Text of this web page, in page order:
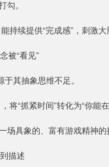
勾。
持续提供“完成感”，刺激
被“看见”
于其抽象思维不足。
将“抓紧时间”转化为“你能
场具象的、富有游戏精神的
描述